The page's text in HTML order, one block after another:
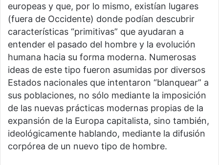
europeas y que, por lo mismo, existían lugares
(fuera de Occidente) donde podían descubrir
características “primitivas” que ayudaran a
entender el pasado del hombre y la evolución
humana hacia su forma moderna. Numerosas
ideas de este tipo fueron asumidas por diversos
Estados nacionales que intentaron “blanquear” a
sus poblaciones, no sólo mediante la imposición
de las nuevas prácticas modernas propias de la
expansión de la Europa capitalista, sino también,
ideológicamente hablando, mediante la difusión
corpórea de un nuevo tipo de hombre.